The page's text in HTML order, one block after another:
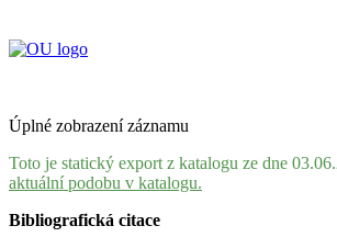
Úplné zobrazení záznamu
Toto je statický export z katalogu ze dne
aktuální podobu v katalogu.
Bibliografická citace